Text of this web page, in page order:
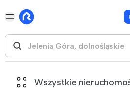
Wszystkie